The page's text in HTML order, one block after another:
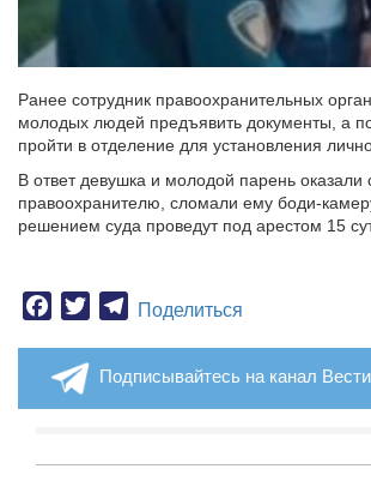
Ранее сотрудник правоохранительных
молодых людей предъявить документы, а
пройти в отделение для установления
В ответ девушка и молодой парень оказали
правоохранителю, сломали ему боди-
решением суда проведут под арестом 15
Facebook
TwitterTelegram
Поделиться
Подписывайтесь на канал